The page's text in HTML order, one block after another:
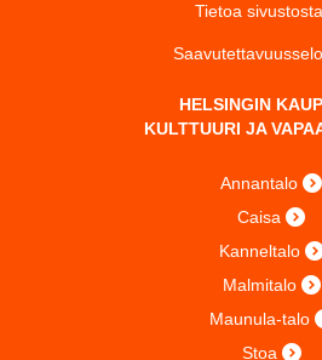
Tietoa sivustosta
HELSINGIN
KULTTUURI JA
Annantalo
Caisa
Kanneltalo
Malmitalo
Maunula-talo
Stoa